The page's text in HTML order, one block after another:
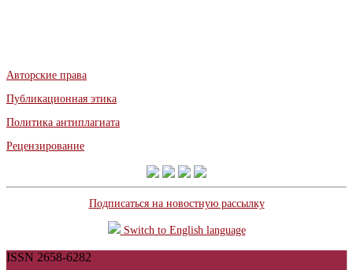
Авторские права
Публикационная этика
Политика антиплагиата
Рецензирование
Подписаться на новостную рассылку
Switch to English language
ISSN 2658-6282